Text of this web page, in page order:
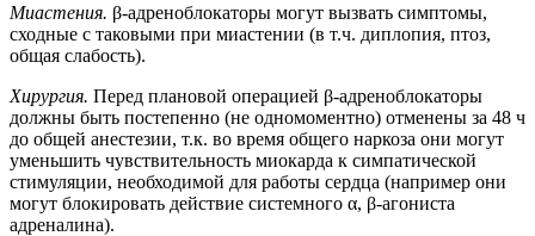
Миастения. β-адреноблокаторы могут вызвать симптомы,
сходные с таковыми при миастении (в т.ч. диплопия, птоз,
общая слабость).
Хирургия. Перед плановой операцией β-адреноблокаторы
должны быть постепенно (не одномоментно) отменены за 48 ч
до общей анестезии, т.к. во время общего наркоза они могут
уменьшить чувствительность миокарда к симпатической
стимуляции, необходимой для работы сердца (например они
могут блокировать действие системного α, β-агониста
адреналина).